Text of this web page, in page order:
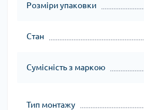
Розміри упаковки
Стан
Сумісність з маркою
Тип монтажу